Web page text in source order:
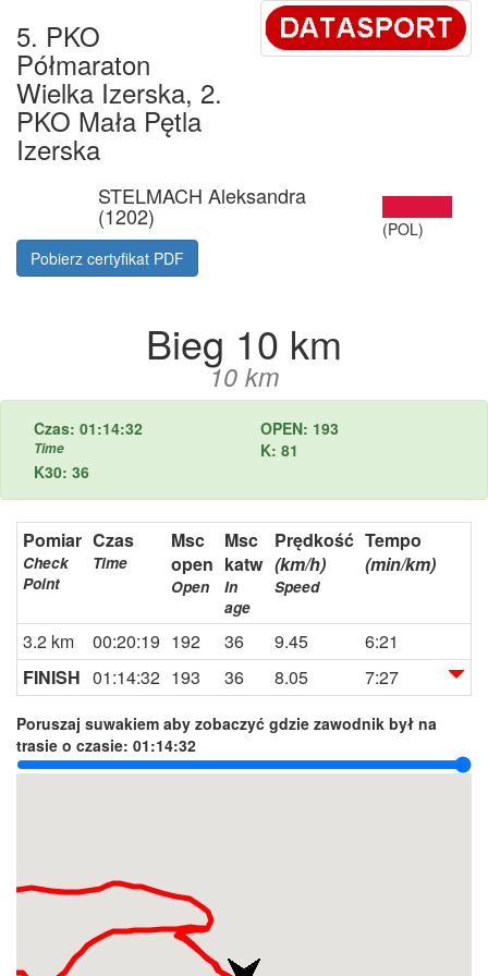
5. PKO
Półmaraton
Wielka Izerska, 2.
PKO Mała Pętla
Izerska
STELMACH Aleksandra
(1202)
(POL)
Pobierz certyfikat PDF
Bieg 10 km
10 km
Czas: 01:14:32
Time
OPEN: 193
K: 81
K30: 36
Pomiar
Check
Point
Czas
Time
Msc
open
Open
Msc
katw
In
age
Prędkość
(km/h)
Speed
Tempo
(min/km)
3.2 km 00:20:19 192 36 9.45
6:21
FINISH 01:14:32 193 36 8.05 7:27
Poruszaj suwakiem aby zobaczyć gdzie zawodnik był na
trasie o czasie: 01:14:32